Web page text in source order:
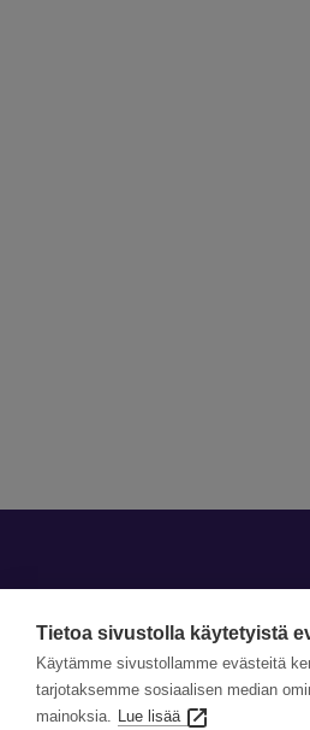
Tietoa sivustolla käytetyistä
Käytämme sivustollamme evästeitä
tarjotaksemme sosiaalisen median
mainoksia. Lue lisää